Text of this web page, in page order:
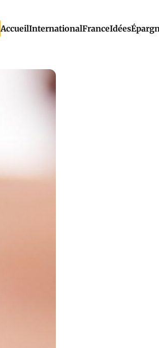
AccueilInternationalFranceIdées